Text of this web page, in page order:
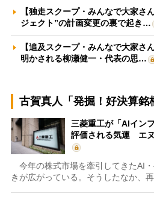
【独走スクープ・みんなで大家さ
ジェクト”の計画変更の裏で起き…
【追及スクープ・みんなで大家さ
明かされる柳瀬健一・代表の思…
古賀真人「発掘！好決算銘
三菱重工が「AIイン
評価される気運 エ
今年の株式市場を牽引してきたAI
きが広がっている。そうしたなか、